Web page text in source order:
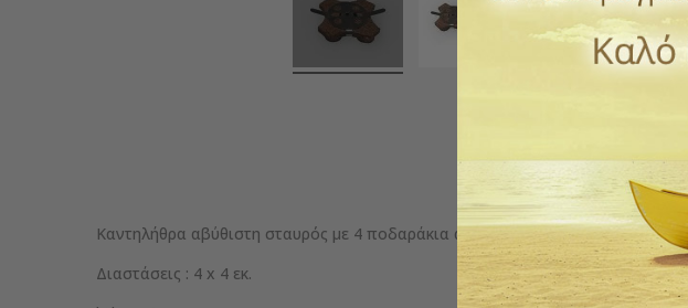
Περιγραφή
Καντηλήθρα αβύθιστη σταυρός με 4 ποδαράκια από φελλό και μέταλλο.
Διαστάσεις : 4 x 4 εκ.